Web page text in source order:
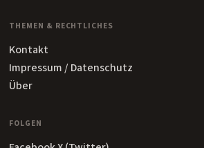
THEMEN & RECHTLICHES
Kontakt
Impressum / Datenschutz
Über
FOLGEN